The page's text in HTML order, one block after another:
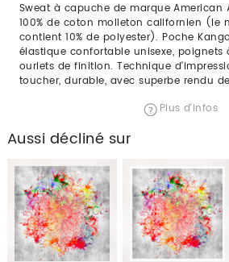
Sweat à capuche de marque American
100% de coton molleton californien (le
contient 10% de polyester). Poche
élastique confortable unisexe,
ourlets de finition. Technique
toucher, durable, avec superbe rendu
Plus d'infos
Aussi décliné sur